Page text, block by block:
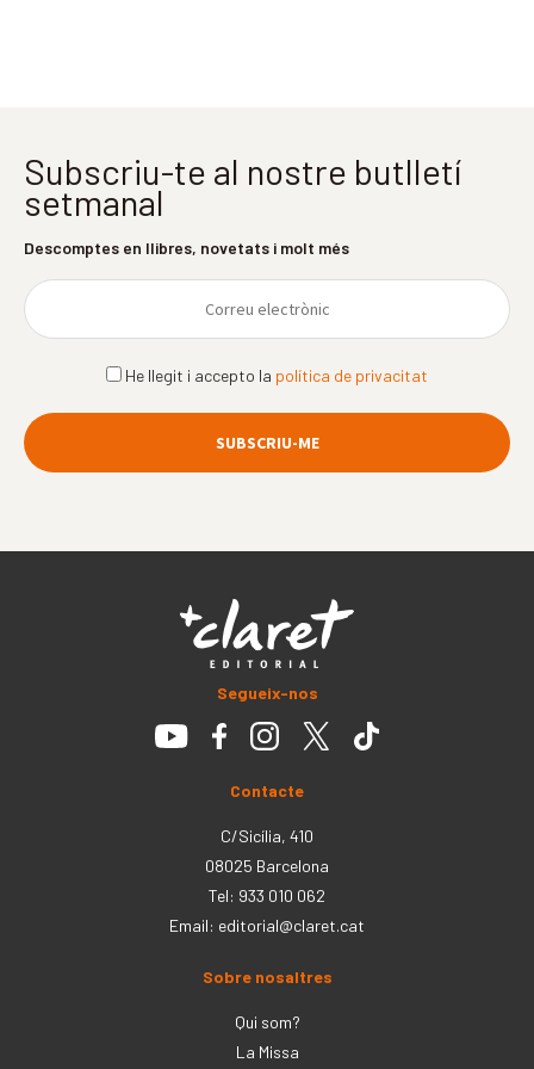
Subscriu-te al nostre butlletí
setmanal
Descomptes en llibres, novetats i molt més
He llegit i accepto la política de privacitat
Segueix-nos
Contacte
C/Sicília, 410
08025 Barcelona
Tel: 933 010 062
Email: editorial@claret.cat
Sobre nosaltres
Qui som?
La Missa